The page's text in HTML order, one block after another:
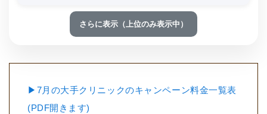
さらに表示（上位のみ表示中）
▶7月の大手クリニックのキャンペーン料金一覧表
(PDF開きます)